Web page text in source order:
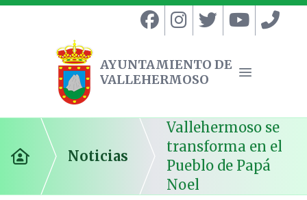
Ayuntamiento de Vallehermoso
AYUNTAMIENTO DE
VALLEHERMOSO
Abrir
Inicio Noticias
Vallehermoso se
transforma en el
Pueblo de Papá
Noel